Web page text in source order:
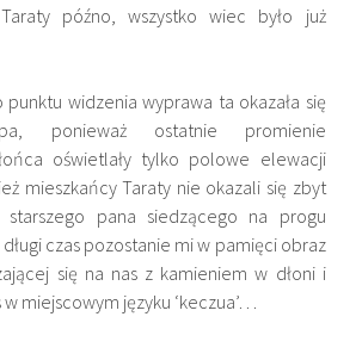
późno, wszystko wiec było już
widzenia wyprawa ta okazała się
ponieważ ostatnie promienie
oświetlały tylko polowe elewacji
mieszkańcy Taraty nie okazali się zbyt
starszego pana siedzącego na progu
czas pozostanie mi w pamięci obraz
się na nas z kamieniem w dłoni i
miejscowym języku ‘keczua’…